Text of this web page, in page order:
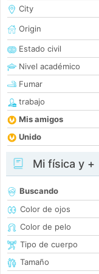
City
Origin
Estado civil
Nivel académico
Fumar
trabajo
Mis amigos
Unido
Mi física y +
Buscando
Color de ojos
Color de pelo
Tipo de cuerpo
Tamaño